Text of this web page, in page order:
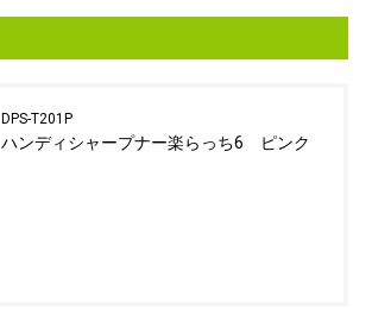
DPS-T201P
ハンディシャープナー楽らっち6 ピンク